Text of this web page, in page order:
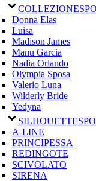
COLLEZIONE
Donna Elas
Luisa
Madison James
Manu Garcia
Nadia Orlando
Olympia Sposa
Valerio Luna
Wilderly Bride
Yedyna
SILHOUETTE
A-LINE
PRINCIPESSA
REDINGOTE
SCIVOLATO
SIRENA